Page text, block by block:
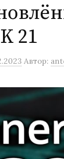
21
Автор: